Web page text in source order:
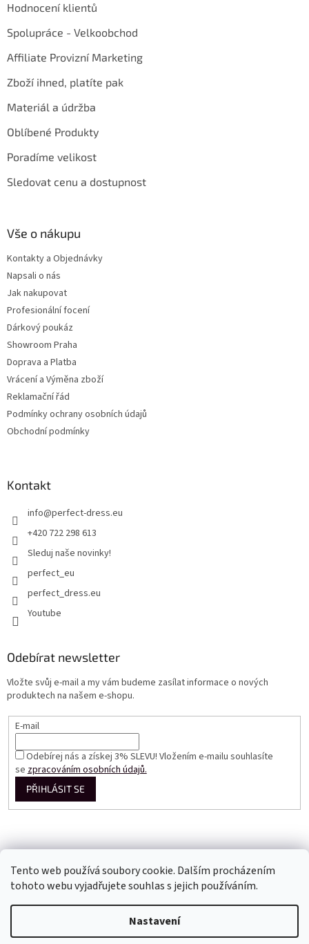
Tento web používá soubory cookie. Dalším procházením
tohoto webu vyjadřujete souhlas s jejich používáním.
Nastavení
Hodnocení klientů
Spolupráce - Velkoobchod
Affiliate Provizní Marketing
Zboží ihned, platíte pak
Materiál a údržba
Oblíbené Produkty
Poradíme velikost
Sledovat cenu a dostupnost
Vše o nákupu
Kontakty a Objednávky
Napsali o nás
Jak nakupovat
Profesionální focení
Dárkový poukáz
Showroom Praha
Doprava a Platba
Vrácení a Výměna zboží
Reklamační řád
Podmínky ochrany osobních údajů
Obchodní podmínky
Kontakt
info@perfect-dress.eu
+420 722 298 613
Sleduj naše novinky!
perfect_eu
perfect_dress.eu
Youtube
Odebírat newsletter
Vložte svůj e-mail a my vám budeme zasílat informace o nových
produktech na našem e-shopu.
E-mail
Odebírej nás a získej 3% SLEVU! Vložením e-mailu souhlasíte
sezpracováním osobních údajů.
PŘIHLÁSIT SE